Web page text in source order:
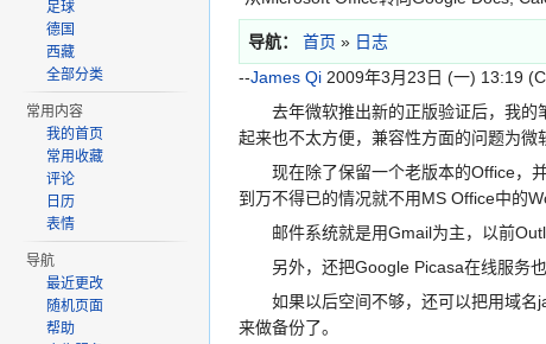
导航： 首页 » 日志
--James Qi 2009年3月23日 (一) 13:19
去年微软推出新的正版验证后，我的
起来也不太方便，兼容性方面的问题为微
现在除了保留一个老版本的Office，并
到万不得已的情况就不用MS Office中的
邮件系统就是用Gmail为主，以前
另外，还把Google Picasa在线服务也
如果以后空间不够，还可以把用域名
来做备份了。
足球
德国
西藏
全部分类
常用内容
我的首页
常用收藏
评论
日历
表情
导航
最近更改
随机页面
帮助